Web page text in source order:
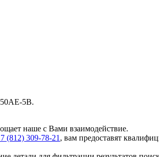
5B.
наше с Вами взаимодействие.
(812) 309-78-21 , вам предоставят